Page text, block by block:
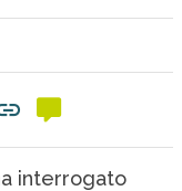
interrogato